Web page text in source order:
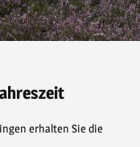
erhalten Sie die